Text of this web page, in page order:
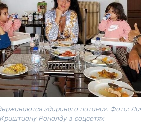
здорового питания. Фото:
Криштиану Роналду в соцсетях